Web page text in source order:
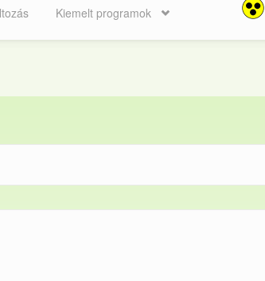
Kiemelt programok